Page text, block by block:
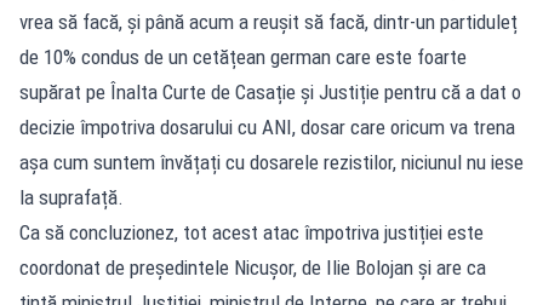
vrea să facă, și până acum a reușit să facă, dintr-un partiduleț
de 10% condus de un cetățean german care este foarte
supărat pe Înalta Curte de Casație și Justiție pentru că a dat o
decizie împotriva dosarului cu ANI, dosar care oricum va trena
așa cum suntem învățați cu dosarele rezistilor, niciunul nu iese
la suprafață.
Ca să concluzionez, tot acest atac împotriva justiției este
coordonat de președintele Nicușor, de Ilie Bolojan și are ca